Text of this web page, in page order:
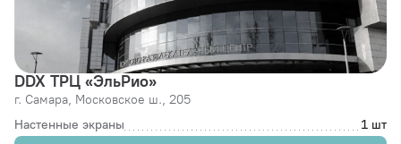
DDX ТРЦ «ЭльРио»
г. Самара, Московское ш., 205
Настенные экраны
1 шт